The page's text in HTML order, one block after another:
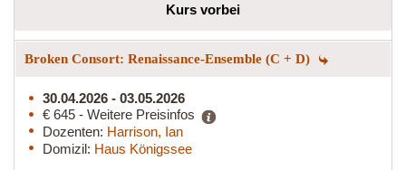
Kurs vorbei
Broken Consort: Renaissance-Ensemble (C + D)
30.04.2026 - 03.05.2026
€ 645 - Weitere Preisinfos
Dozenten: Harrison, Ian
Domizil: Haus Königssee